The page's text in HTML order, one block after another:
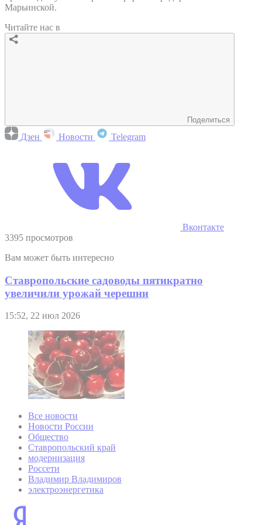
Марьинской.
Читайте нас в
Поделиться
Дзен Новости Telegram
Вконтакте
3395 просмотров
Вам может быть интересно
Ставропольские садоводы пятикратно
увеличили урожай черешни
15:52, 22 июл 2026
Все новости
Новости России
Общество
Ставропольский край
модернизация
Россети
Владимир Владимиров
электроэнергетика